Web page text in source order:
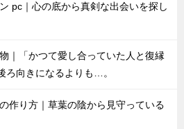
pc｜心の底から真剣な出会いを探し
｜「かつて愛し合っていた人と復縁
ろ向きになるよりも…。
作り方｜草葉の陰から見守っている